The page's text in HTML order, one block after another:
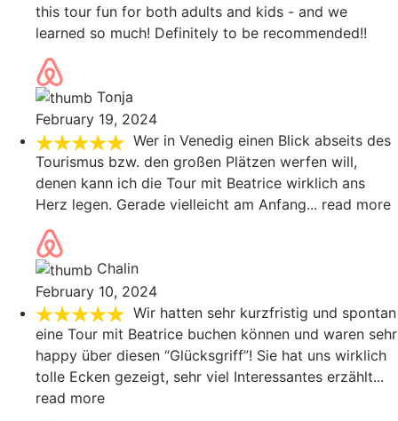
this tour fun for both adults and kids - and we
learned so much! Definitely to be recommended!!
Tonja
February 19, 2024
Wer in Venedig einen Blick abseits des
Tourismus bzw. den großen Plätzen werfen will,
denen kann ich die Tour mit Beatrice wirklich ans
Herz legen. Gerade vielleicht am Anfang... read more
Chalin
February 10, 2024
Wir hatten sehr kurzfristig und spontan
eine Tour mit Beatrice buchen können und waren sehr
happy über diesen “Glücksgriff”! Sie hat uns wirklich
tolle Ecken gezeigt, sehr viel Interessantes erzählt...
read more